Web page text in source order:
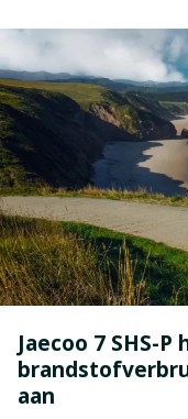
Jaecoo 7 SHS-
aan